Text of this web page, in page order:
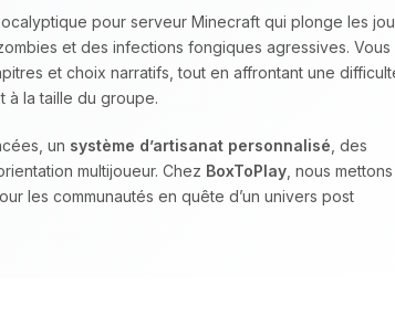
pour serveur Minecraft qui plonge les
et des infections fongiques agressives. Vous
et choix narratifs, tout en affrontant une
à la taille du groupe.
un système d’artisanat personnalisé , des
multijoueur. Chez BoxToPlay , nous mettons
les communautés en quête d’un univers post